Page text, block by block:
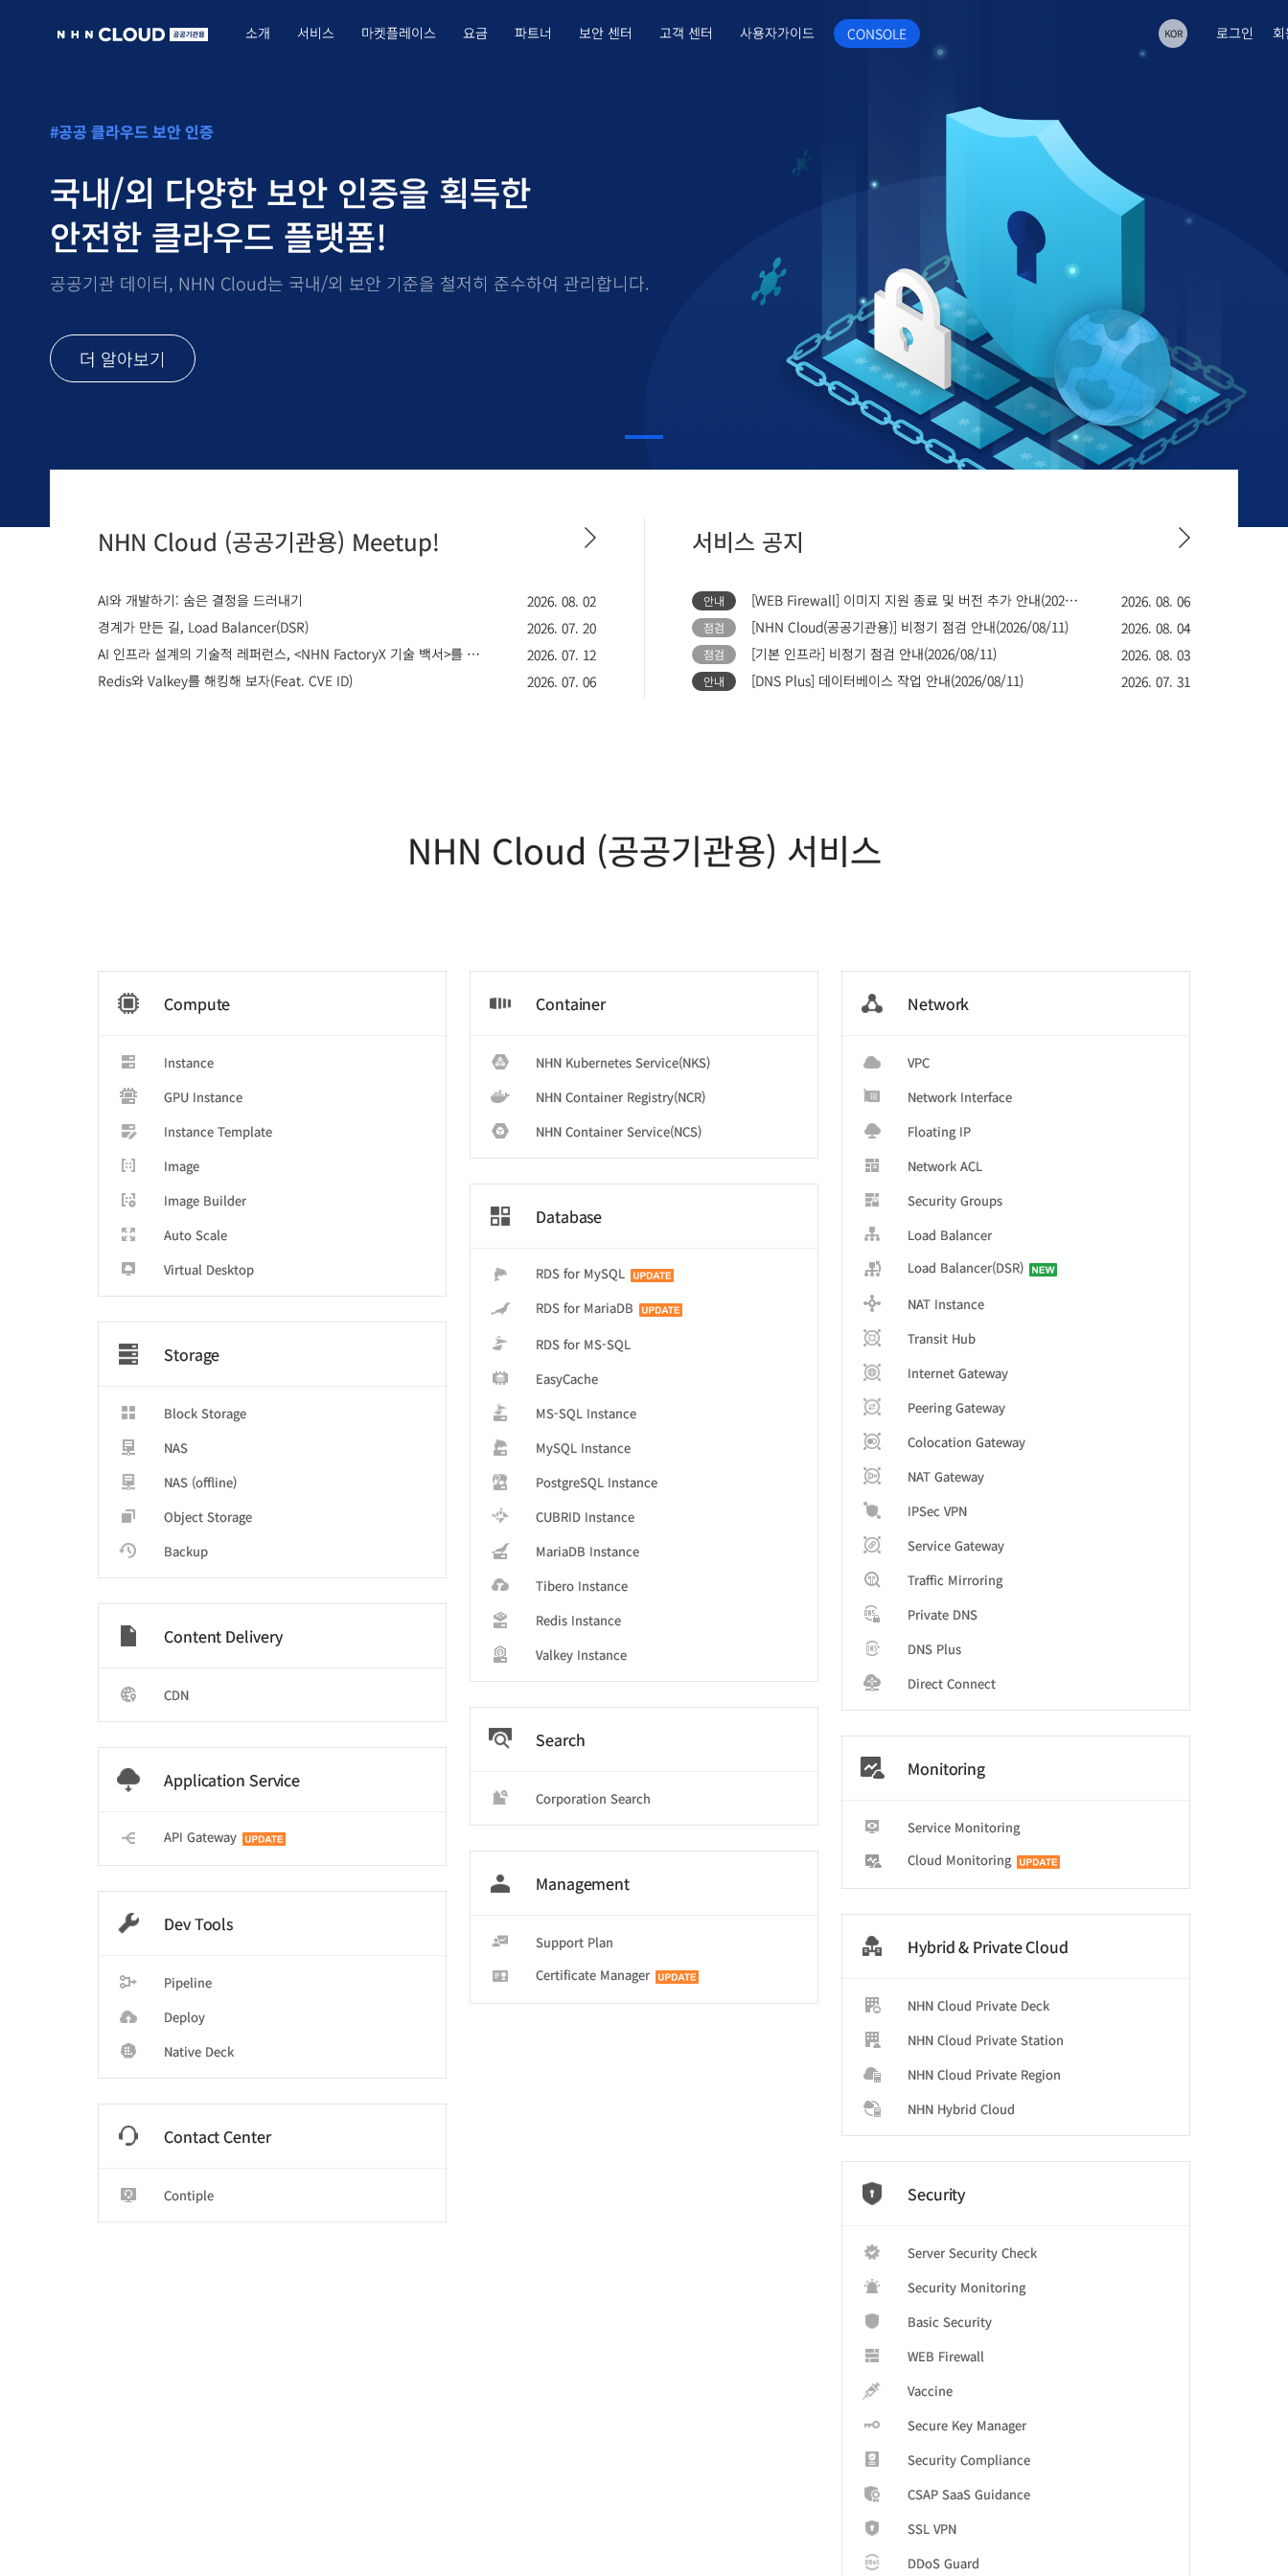
소개 서비스 마켓플레이스 요금 파트너 보안 센터 고객 센터 사용자가이드 CONSOLE KOR 로그인
#공공 클라우드 보안 인증
국내/외 다양한 보안 인증을 획득한
안전한 클라우드 플랫폼!
공공기관 데이터, NHN Cloud는 국내/외 보안 기준을 철저히 준수하여 관리합니다.
더 알아보기
NHN Cloud (공공기관용) Meetup!
AI와 개발하기: 숨은 결정을 드러내기
2026. 08. 02
경계가 만든 길, Load Balancer(DSR)
2026. 07. 20
AI 인프라 설계의 기술적 레퍼런스, <NHN FactoryX 기술 백서>를 소개합니다
2026. 07. 12
Redis와 Valkey를 해킹해 보자(Feat. CVE ID)
2026. 07. 06
더
서비스 공지
안내 [WEB Firewall] 이미지 지원 종료 및 버전 추가 안내(2026/08/20) 2026. 08. 06
점검 [NHN Cloud(공공기관용)] 비정기 점검 안내(2026/08/11) 2026. 08. 04
점검 [기본 인프라] 비정기 점검 안내(2026/08/11) 2026. 08. 03
안내 [DNS Plus] 데이터베이스 작업 안내(2026/08/11) 2026. 07. 31
NHN Cloud (공공기관용) 서비스
Compute
Instance
GPU Instance
Instance Template
Image
Image Builder
Auto Scale
Virtual Desktop
Storage
Block Storage
NAS
NAS (offline)
Object Storage
Backup
Content Delivery
CDN
Application Service
API Gateway
Dev Tools
Pipeline
Deploy
Native Deck
Contact Center
Contiple
Container
NHN Kubernetes Service(NKS)
NHN Container Registry(NCR)
NHN Container Service(NCS)
Database
RDS for MySQL
RDS for MariaDB
RDS for MS-SQL
EasyCache
MS-SQL Instance
MySQL Instance
PostgreSQL Instance
CUBRID Instance
MariaDB Instance
Tibero Instance
Redis Instance
Valkey Instance
Search
Corporation Search
Management
Support Plan
Certificate Manager
Network
VPC
Network Interface
Floating IP
Network ACL
Security Groups
Load Balancer
Load Balancer(DSR)
NAT Instance
Transit Hub
Internet Gateway
Peering Gateway
Colocation Gateway
NAT Gateway
IPSec VPN
Service Gateway
Traffic Mirroring
Private DNS
DNS Plus
Direct Connect
Monitoring
Service Monitoring
Cloud Monitoring
Hybrid & Private Cloud
NHN Cloud Private Deck
NHN Cloud Private Station
NHN Cloud Private Region
NHN Hybrid Cloud
Security
Server Security Check
Security Monitoring
Basic Security
WEB Firewall
Vaccine
Secure Key Manager
Security Compliance
CSAP SaaS Guidance
SSL VPN
DDoS Guard